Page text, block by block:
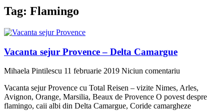
Tag: Flamingo
Vacanta sejur Provence – Delta Camargue
Mihaela Pintilescu 11 februarie 2019 Niciun comentariu
Vacanta sejur Provence cu Total Reisen – vizite Nimes, Arles,
Avignon, Orange, Marsilia, Beaux de Provence O povest despre
flamingo, caii albi din Delta Camargue, Coride camargheze